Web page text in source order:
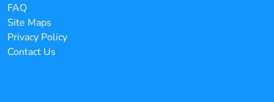
FAQ
Site Maps
Privacy Policy
Contact Us